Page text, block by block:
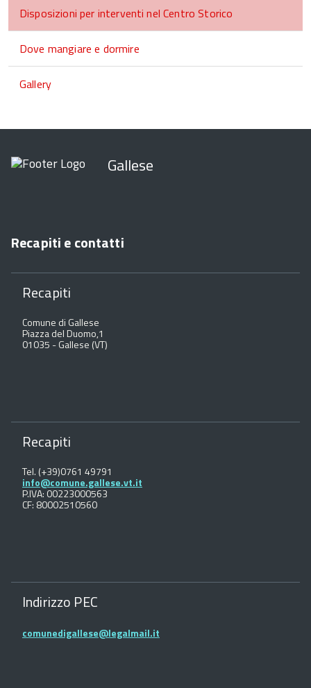
Disposizioni per interventi nel Centro Storico
Dove mangiare e dormire
Gallery
Gallese
Recapiti e contatti
Recapiti
Comune di Gallese
Piazza del Duomo,1
01035 - Gallese (VT)
Recapiti
Tel. (+39)0761 49791
info@comune.gallese.vt.it
P.IVA: 00223000563
CF: 80002510560
Indirizzo PEC
comunedigallese@legalmail.it